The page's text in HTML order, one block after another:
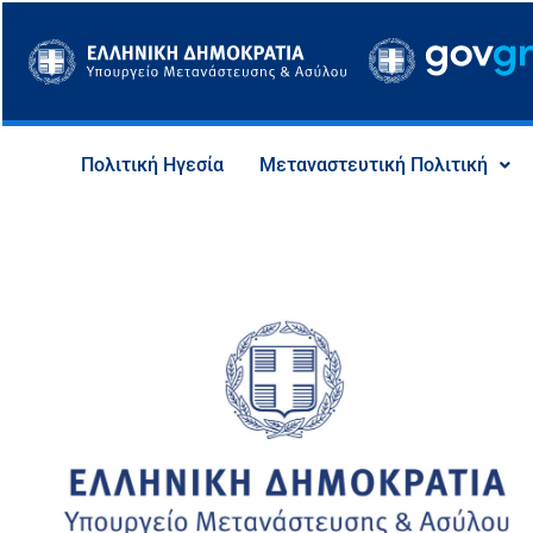
στο
περιεχόμενο
Πολιτική Ηγεσία Μεταναστευτική Πολιτική